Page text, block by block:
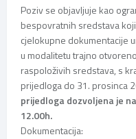
Poziv se objavljuje kao
bespovratnih sredstava
cjelokupne dokumentacije
u modalitetu trajno
raspoloživih sredstava, s
prijedloga do 31. prosinca
prijedloga dozvoljena je
12.00h.
Dokumentacija: